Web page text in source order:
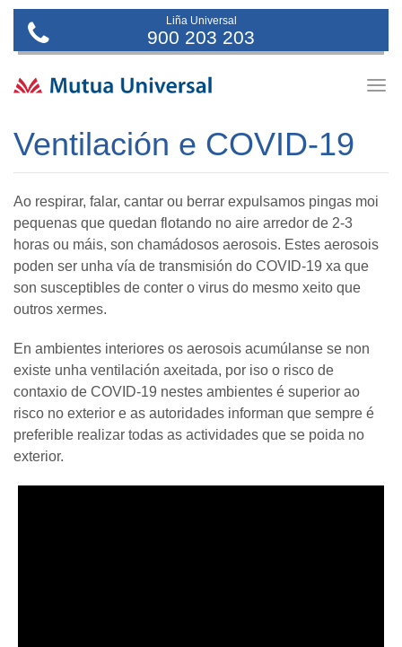
Liña Universal
900 203 203
Ventilación e COVID-19
Ao respirar, falar, cantar ou berrar expulsamos pingas moi
pequenas que quedan flotando no aire arredor de 2-3
horas ou máis, son chamádosos aerosois. Estes aerosois
poden ser unha vía de transmisión do COVID-19 xa que
son susceptibles de conter o virus do mesmo xeito que
outros xermes.
En ambientes interiores os aerosois acumúlanse se non
existe unha ventilación axeitada, por iso o risco de
contaxio de COVID-19 nestes ambientes é superior ao
risco no exterior e as autoridades informan que sempre é
preferible realizar todas as actividades que se poida no
exterior.